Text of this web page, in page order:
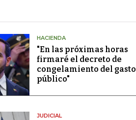
HACIENDA
"En las próximas horas
firmaré el decreto de
congelamiento del gasto
público"
JUDICIAL